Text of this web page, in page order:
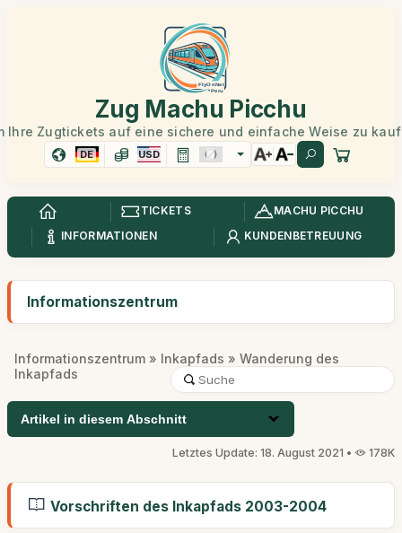
Zug Machu Picchu
Ihre Zugtickets auf eine sichere und einfache Weise zu
DE USD
TICKETS
MACHU PICCHU
INFORMATIONEN
KUNDENBETREUUNG
Informationszentrum
Informationszentrum » Inkapfads » Wanderung des
Inkapfads
Artikel in diesem Abschnitt
Letztes Update: 18. August 2021 • 178K
Vorschriften des Inkapfads 2003-2004